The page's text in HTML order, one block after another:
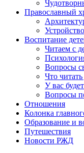
Православный
Воспитание
Читаем с
Вопросы
Что
У вас
Вопросы
Отношения
Колонка
Образование и
Путешествия
Новости РЖД